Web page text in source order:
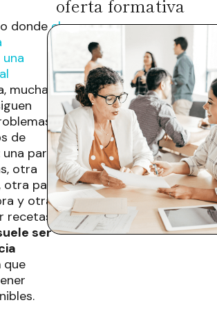
dondeel
muchas
de
para
otra
otra para
y otra
ser
que
oferta formativa